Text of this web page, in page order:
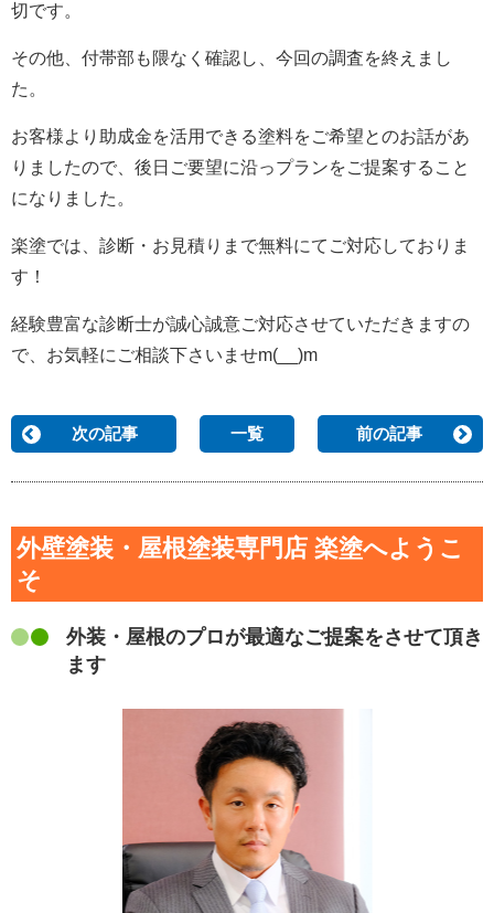
切です。
その他、付帯部も隈なく確認し、今回の調査を終えまし
た。
お客様より助成金を活用できる塗料をご希望とのお話があ
りましたので、後日ご要望に沿っプランをご提案すること
になりました。
楽塗では、診断・お見積りまで無料にてご対応しておりま
す！
経験豊富な診断士が誠心誠意ご対応させていただきますの
で、お気軽にご相談下さいませm(__)m
次の記事 一覧 前の記事
外壁塗装・屋根塗装専門店 楽塗へようこ
そ
外装・屋根のプロが最適なご提案をさせて頂き
ます